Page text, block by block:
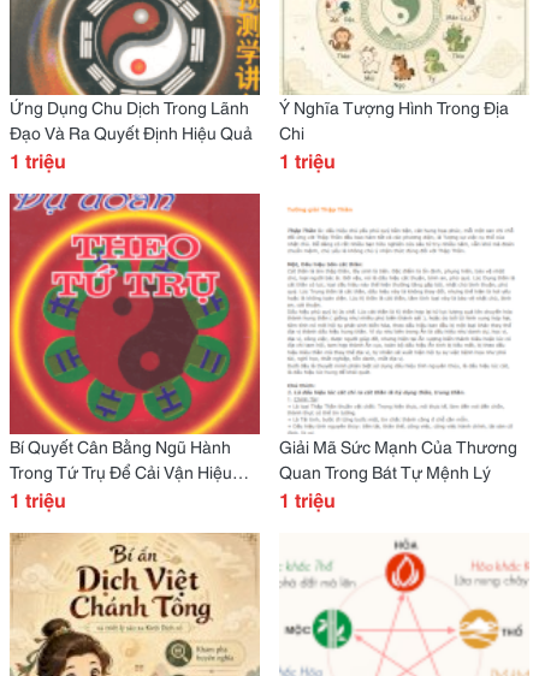
Ứng Dụng Chu Dịch Trong Lãnh
Đạo Và Ra Quyết Định Hiệu Quả
1 triệu
Ý Nghĩa Tượng Hình Trong Địa
Chi
1 triệu
Bí Quyết Cân Bằng Ngũ Hành
Trong Tứ Trụ Để Cải Vận Hiệu
Quả
1 triệu
Giải Mã Sức Mạnh Của Thương
Quan Trong Bát Tự Mệnh Lý
1 triệu